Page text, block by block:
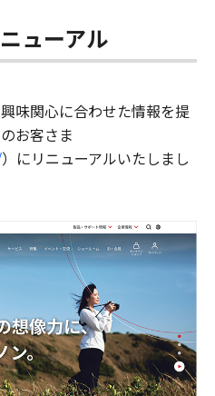
ューアル
味関心に合わせた情報を提
お客さま
）にリニューアルいたしまし